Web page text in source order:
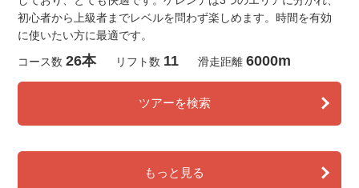
初心者から上級者までレベルを問わず楽しめます。時間を有効
に使いたい方に最適です。
コース数 26本 リフト数 11 滑走距離 6000m
ツアーを検索
もっと見る